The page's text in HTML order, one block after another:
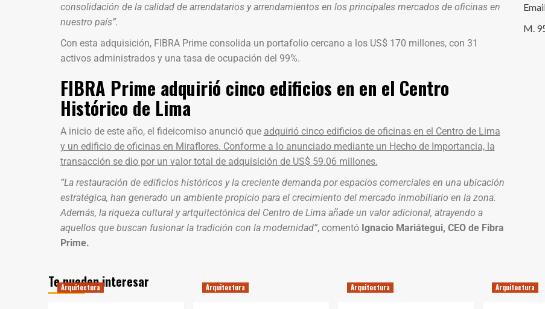
consolidación de la calidad de arrendatarios y arrendamientos en los principales mercados de oficinas en
nuestro país”.
Con esta adquisición, FIBRA Prime consolida un portafolio cercano a los US$ 170 millones, con 31
activos administrados y una tasa de ocupación del 99%.
FIBRA Prime adquirió cinco edificios en en el Centro
Histórico de Lima
A inicio de este año, el fideicomiso anunció que adquirió cinco edificios de oficinas en el Centro de Lima
y un edificio de oficinas en Miraflores. Conforme a lo anunciado mediante un Hecho de Importancia, la
transacción se dio por un valor total de adquisición de US$ 59.06 millones.
“La restauración de edificios históricos y la creciente demanda por espacios comerciales en una ubicación
estratégica, han generado un ambiente propicio para el crecimiento del mercado inmobiliario en la zona.
Además, la riqueza cultural y artquitectónica del Centro de Lima añade un valor adicional, atrayendo a
aquellos que buscan fusionar la tradición con la modernidad”, comentóIgnacio Mariátegui, CEO de Fibra
Prime.
M.
Te pueden interesar
Arquitectura Arquitectura Arquitectura Arquitectura